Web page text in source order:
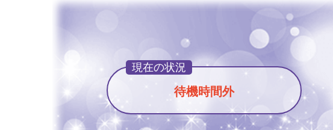
待機時間外